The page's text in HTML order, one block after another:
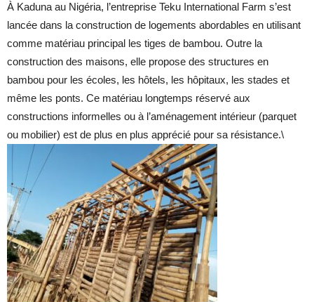
À Kaduna au Nigéria, l’entreprise Teku International Farm s’est
lancée dans la construction de logements abordables en utilisant
comme matériau principal les tiges de bambou. Outre la
construction des maisons, elle propose des structures en
bambou pour les écoles, les hôtels, les hôpitaux, les stades et
même les ponts. Ce matériau longtemps réservé aux
constructions informelles ou à l’aménagement intérieur (parquet
ou mobilier) est de plus en plus apprécié pour sa résistance.\